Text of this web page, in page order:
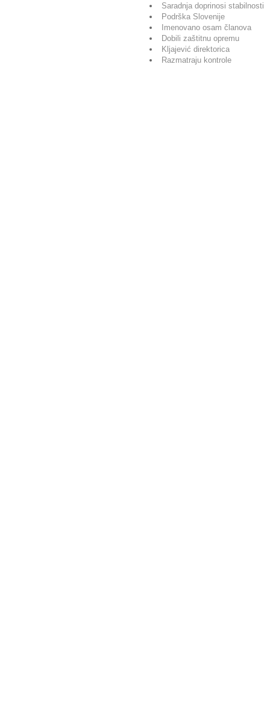
Saradnja doprinosi stabilnosti
Podrška Slovenije
Imenovano osam članova
Dobili zaštitnu opremu
Kljajević direktorica
Razmatraju kontrole